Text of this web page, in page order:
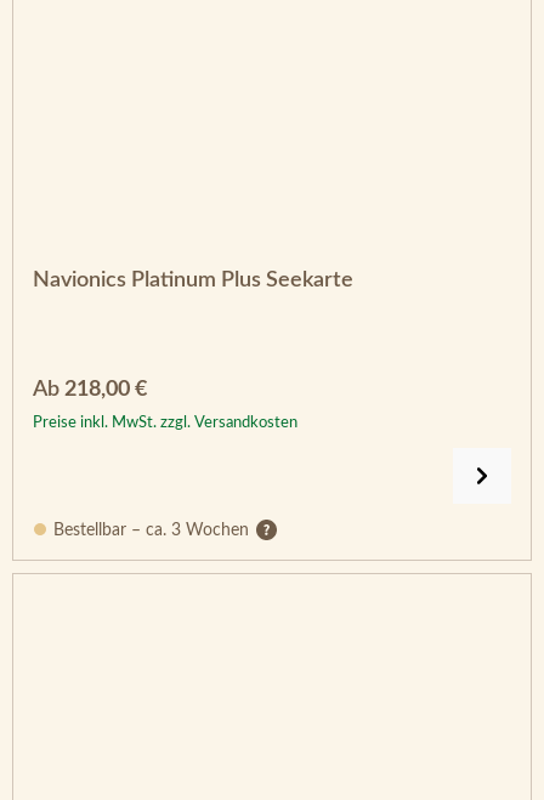
Navionics Platinum Plus Seekarte
Regulärer Preis:
Ab 218,00 €
Preise inkl. MwSt. zzgl. Versandkosten
Bestellbar – ca. 3 Wochen